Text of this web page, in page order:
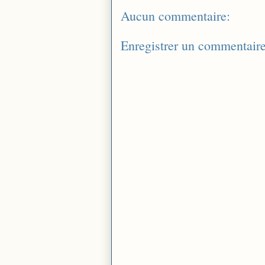
Aucun commentaire:
Enregistrer un